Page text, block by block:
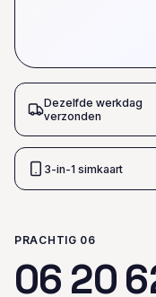
Dezelfde werkdag
verzonden
3-in-1 simkaart
PRACHTIG 06
06 206